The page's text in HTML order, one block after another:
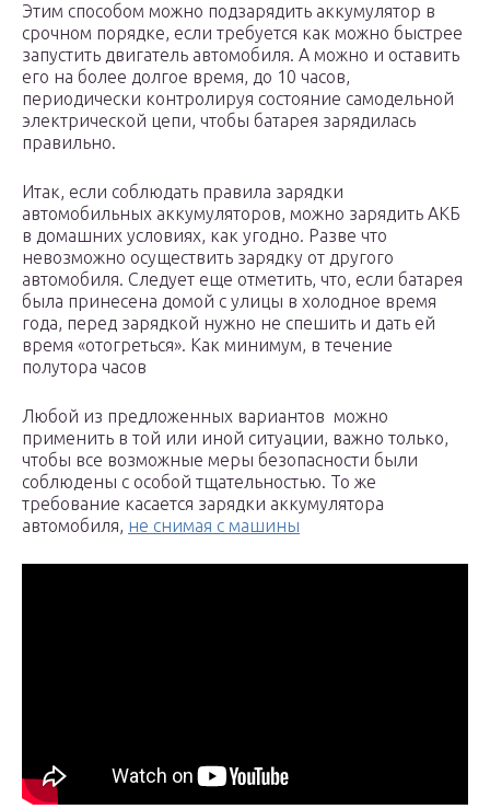
Этим способом можно подзарядить аккумулятор в
срочном порядке, если требуется как можно быстрее
запустить двигатель автомобиля. А можно и оставить
его на более долгое время, до 10 часов,
периодически контролируя состояние самодельной
электрической цепи, чтобы батарея зарядилась
правильно.
Итак, если соблюдать правила зарядки
автомобильных аккумуляторов, можно зарядить АКБ
в домашних условиях, как угодно. Разве что
невозможно осуществить зарядку от другого
автомобиля. Следует еще отметить, что, если батарея
была принесена домой с улицы в холодное время
года, перед зарядкой нужно не спешить и дать ей
время «отогреться». Как минимум, в течение
полутора часов
Любой из предложенных вариантов можно
применить в той или иной ситуации, важно только,
чтобы все возможные меры безопасности были
соблюдены с особой тщательностью. То же
требование касается зарядки аккумулятора
автомобиля, не снимая с машины